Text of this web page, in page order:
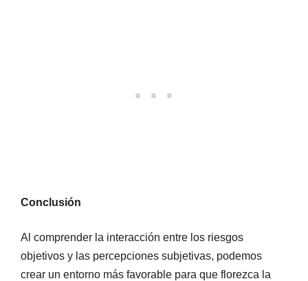
Conclusión
Al comprender la interacción entre los riesgos
objetivos y las percepciones subjetivas, podemos
crear un entorno más favorable para que florezca la